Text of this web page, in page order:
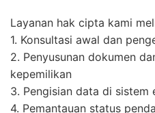
Layanan hak cipta kami
1. Konsultasi awal dan
2. Penyusunan dokumen
kepemilikan
3. Pengisian data di sistem
4. Pemantauan status